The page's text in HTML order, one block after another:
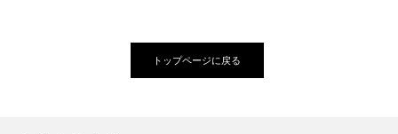
トップページに戻る